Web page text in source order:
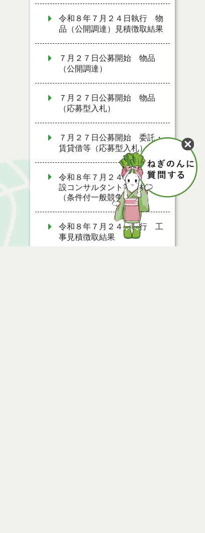
令和８年７月２４日執行 物
品（公開調達）見積徴取結果
７月２７日公募開始 物品
（公開調達）
７月２７日公募開始 物品
（応募型入札）
７月２７日公募開始 委託・
賃貸借等（応募型入札）
令和８年７月２４日執行 建
設コンサルタント等入札結果
（条件付一般競争入札）
令和８年７月２４日執行 工
事見積徴取結果